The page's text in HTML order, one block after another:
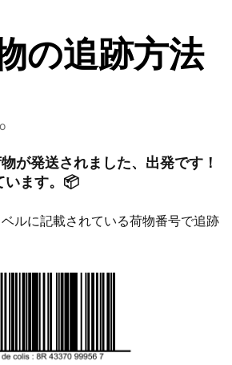
の追跡方法
が発送されました、出発です！
います。📦
ルに記載されている荷物番号で追跡